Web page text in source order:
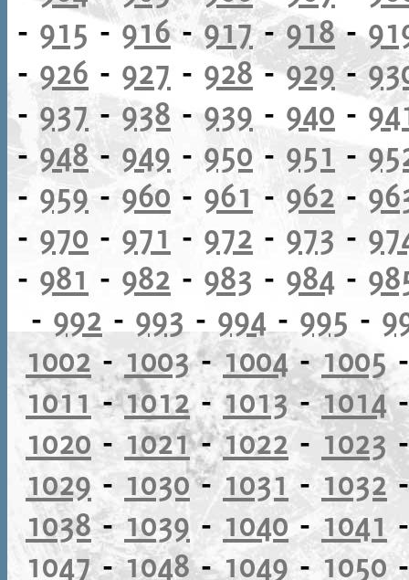
- 915 -916-917-918-
- 926 - 927 - 928-929-
- 937 -938 - 939 - 940 -
-948- 949 - 950 - 951 -
- 959 - 960 - 961 - 962 -
- 970 - 971 - 972 - 973 -
- 981 - 982 - 983 - 984 -
- 992 - 993 - 994 - 995 -
1002 - 1003-1004-1005
1011-1012-1013-1014
1020 - 1021-1022 - 1023
1029 - 1030-1031 - 1032
1038-1039 - 1040-1041
1047-1048-1049-1050